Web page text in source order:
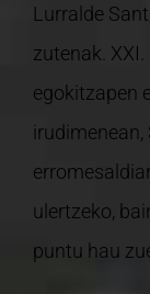
Lurralde
zutenak.
egokitzapen
ulertzeko,
puntu hau